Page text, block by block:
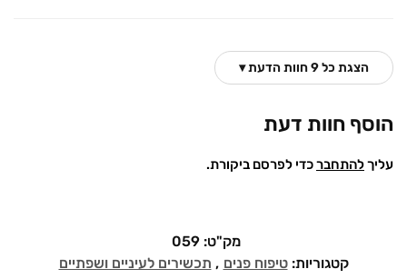
הצגת כל 9 חוות הדעת ▾
הוסף חוות דעת
עליךלהתחברכדי לפרסם ביקורת.
מק"ט:059
קטגוריות:טיפוח פנים , תכשירים לעיניים ושפתיים